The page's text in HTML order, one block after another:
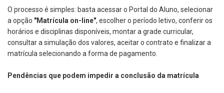
O processo é simples: basta acessar o Portal do Aluno, selecionar
a opção "Matrícula on-line", escolher o período letivo, conferir os
horários e disciplinas disponíveis, montar a grade curricular,
consultar a simulação dos valores, aceitar o contrato e finalizar a
matrícula selecionando a forma de pagamento.
Pendências que podem impedir a conclusão da matrícula